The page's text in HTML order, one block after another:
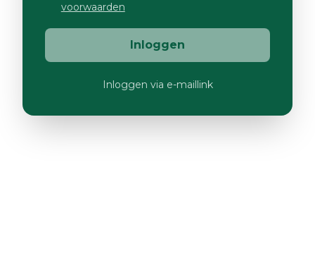
voorwaarden
Inloggen
Inloggen via e-maillink